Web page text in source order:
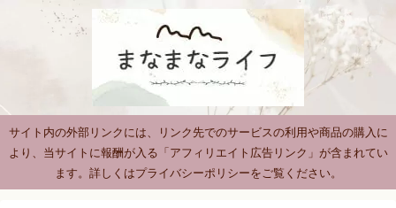
サイト内の外部リンクには、リンク先でのサービスの利用や商品の購入に
より、当サイトに報酬が入る「アフィリエイト広告リンク」が含まれてい
ます。詳しくはプライバシーポリシーをご覧ください。